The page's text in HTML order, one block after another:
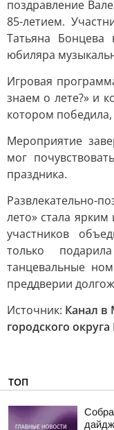
поздравление
85-летием.
Татьяна Бонцева
юбиляра
Игровая
знаем о лете?» и
котором
Мероприятие
мог
праздника.
Развлекательно-
лето» стала
участников
только
танцевальные
преддверии
Источник: Канал
городского
ТОП